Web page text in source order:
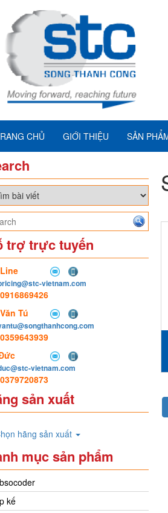
CHỦ GIỚI THIỆU SẢN
trợ trực tuyến
vietnam.com
0916869426
Tú
0359643939
vietnam.com
0379720873
sản xuất
hãng sản xuất
mục sản phẩm
kế